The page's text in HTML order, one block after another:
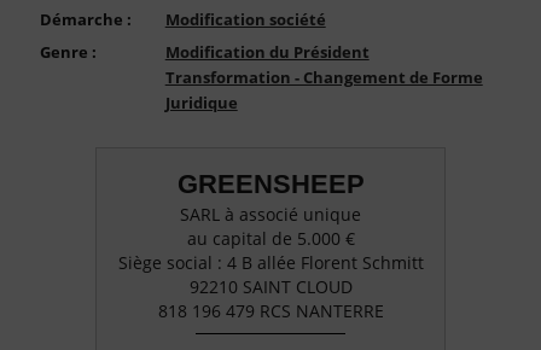
Démarche :
Modification société
Genre :
Modification du Président
Transformation - Changement de Forme
Juridique
GREENSHEEP
SARL à associé unique
au capital de 5.000 €
Siège social : 4 B allée Florent Schmitt
92210 SAINT CLOUD
818 196 479 RCS NANTERRE